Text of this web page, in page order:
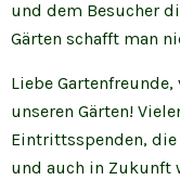
und dem Besucher
Gärten schafft man
Liebe
unseren Gärten!
Eintrittsspenden,
und auch in Zukunft